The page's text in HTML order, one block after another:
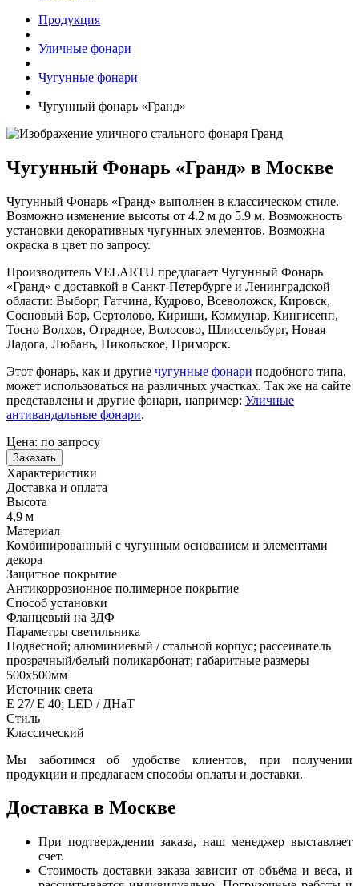
Продукция
Уличные фонари
Чугунные фонари
Чугунный фонарь «Гранд»
Чугунный Фонарь «Гранд» в Москве
Чугунный Фонарь «Гранд» выполнен в классическом стиле.
Возможно изменение высоты от 4.2 м до 5.9 м. Возможность
установки декоративных чугунных элементов. Возможна
окраска в цвет по запросу.
Производитель VELARTU предлагает Чугунный Фонарь
«Гранд» с доставкой в Санкт-Петербурге и Ленинградской
области: Выборг, Гатчина, Кудрово, Всеволожск, Кировск,
Сосновый Бор, Сертолово, Кириши, Коммунар, Кингисепп,
Тосно Волхов, Отрадное, Волосово, Шлиссельбург, Новая
Ладога, Любань, Никольское, Приморск.
Этот фонарь, как и другие чугунные фонари подобного типа,
может использоваться на различных участках. Так же на сайте
представлены и другие фонари, например: Уличные
антивандальные фонари.
Цена: по запросу
Заказать
Характеристики
Доставка и оплата
Высота
4,9 м
Материал
Комбинированный с чугунным основанием и элементами
декора
Защитное покрытие
Антикоррозионное полимерное покрытие
Способ установки
Фланцевый на ЗДФ
Параметры светильника
Подвесной; алюминиевый / стальной корпус; рассеиватель
прозрачный/белый поликарбонат; габаритные размеры
500х500мм
Источник света
Е 27/ Е 40; LED / ДНаТ
Стиль
Классический
Мы заботимся об удобстве клиентов, при получении
продукции и предлагаем способы оплаты и доставки.
Доставка в Москве
При подтверждении заказа, наш менеджер выставляет
счет.
Стоимость доставки заказа зависит от объёма и веса, и